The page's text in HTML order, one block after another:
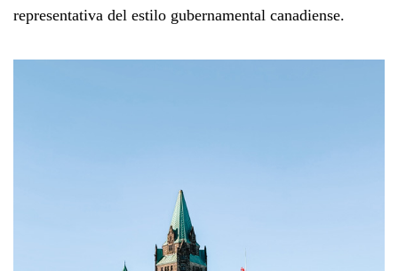
representativa del estilo gubernamental canadiense.